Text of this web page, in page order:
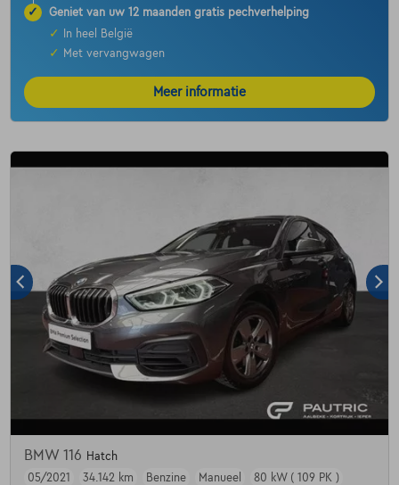
✓
Geniet van uw 12 maanden gratis pechverhelping
✓
In heel België
✓
Met vervangwagen
Meer informatie
BMW 116 Hatch
05/2021
34.142 km Benzine Manueel 80 kW ( 109 PK )